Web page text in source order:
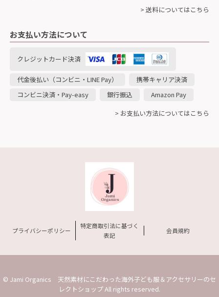
> 送料についてはこちら
お支払い方法について
クレジットカード決済
代金後払い（コンビニ・LINE Pay）
携帯キャリア決済
コンビニ決済・Pay-easy
銀行振込
Amazon Pay
> お支払い方法についてはこちら
プライバシーポリシー
特定商取引法に基づく
表記
会員規約
© Jami Organics 天然素材にこだわった海外子ども服＆アクセサリーのセ
レクトショップ All rights reserved.